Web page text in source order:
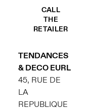
CALL
THE
RETAILER
TENDANCES
& DECO EURL
45, RUE DE
LA
REPUBLIQUE